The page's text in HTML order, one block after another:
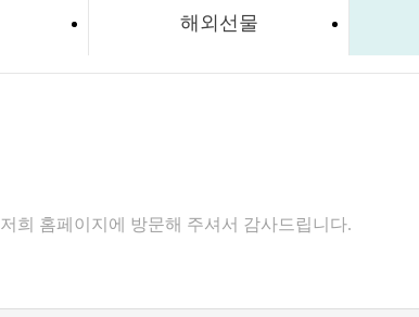
해외선물
저희 홈페이지에 방문해 주셔서 감사드립니다.